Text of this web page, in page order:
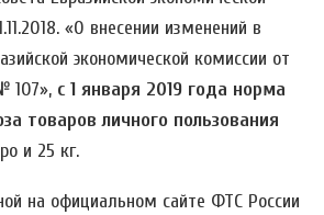
«О внесении изменений в
экономической комиссии от
107», с 1 января 2019 года норма
товаров личного пользования
и 25 кг.
на официальном сайте ФТС России